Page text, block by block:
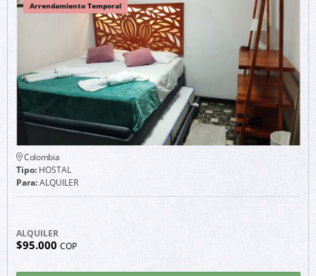
Arrendamiento Temporal
Colombia
Tipo:HOSTAL
Para:ALQUILER
ALQUILER
$95.000 COP